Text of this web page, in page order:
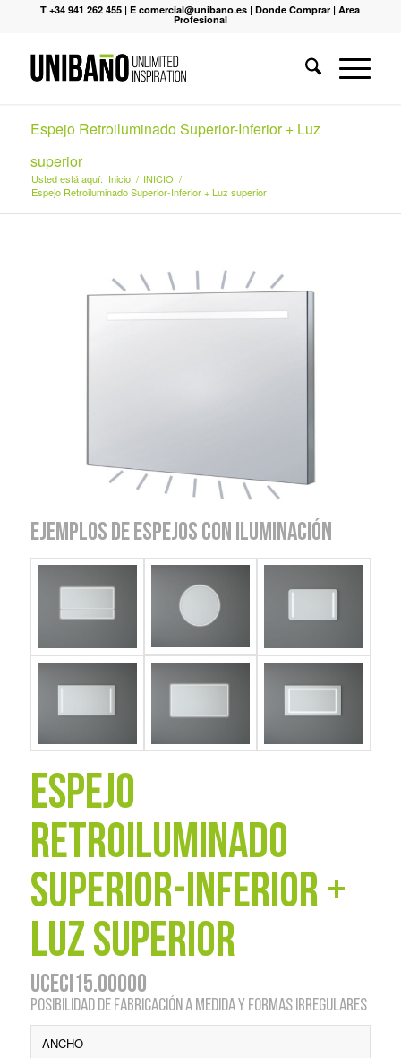
T +34 941 262 455 |E comercial@unibano.es |Donde Comprar |Area
Profesional
Espejo Retroiluminado Superior-Inferior + Luz
superior
Usted está aquí: Inicio / INICIO /
Espejo Retroiluminado Superior-Inferior + Luz superior
EJEMPLOS DE ESPEJOS CON ILUMINACIÓN
Espejo
Retroiluminado
Superior-Inferior +
Luz superior
UCECI15.00000
Posibilidad de fabricación a medida y formas irregulares
ANCHO